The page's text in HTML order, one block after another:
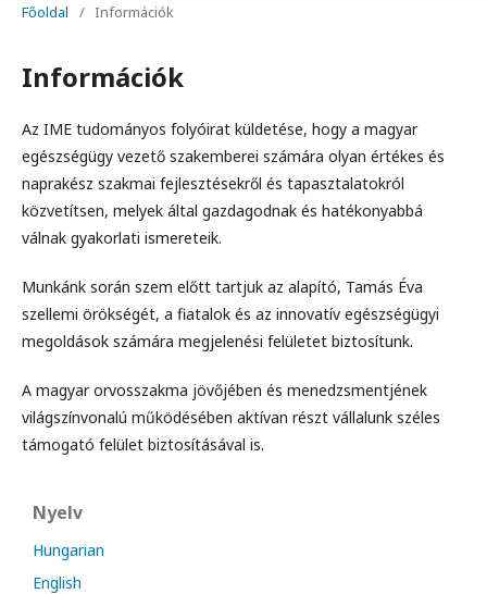
Főoldal / Információk
Információk
Az IME tudományos folyóirat küldetése, hogy a magyar
egészségügy vezető szakemberei számára olyan értékes és
naprakész szakmai fejlesztésekről és tapasztalatokról
közvetítsen, melyek által gazdagodnak és hatékonyabbá
válnak gyakorlati ismereteik.
Munkánk során szem előtt tartjuk az alapító, Tamás Éva
szellemi örökségét, a fiatalok és az innovatív egészségügyi
megoldások számára megjelenési felületet biztosítunk.
A magyar orvosszakma jövőjében és menedzsmentjének
világszínvonalú működésében aktívan részt vállalunk széles
támogató felület biztosításával is.
Nyelv
Hungarian
English